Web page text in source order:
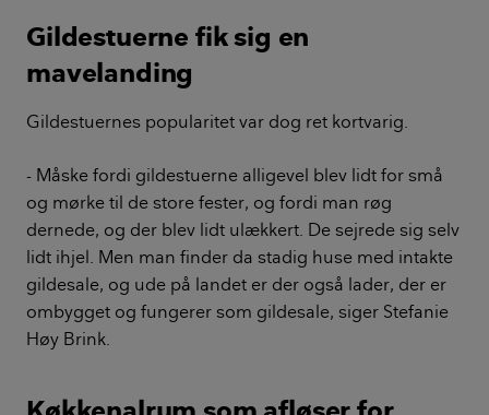
Gildestuerne fik sig en
mavelanding
Gildestuernes popularitet var dog ret kortvarig.
- Måske fordi gildestuerne alligevel blev lidt for små
og mørke til de store fester, og fordi man røg
dernede, og der blev lidt ulækkert. De sejrede sig selv
lidt ihjel. Men man finder da stadig huse med intakte
gildesale, og ude på landet er der også lader, der er
ombygget og fungerer som gildesale, siger Stefanie
Høy Brink.